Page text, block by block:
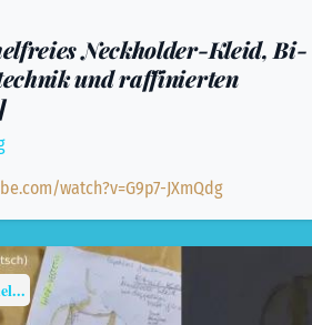
Neckholder-Kleid, Bi-
und raffinierten
watch?v=G9p7-JXmQdg